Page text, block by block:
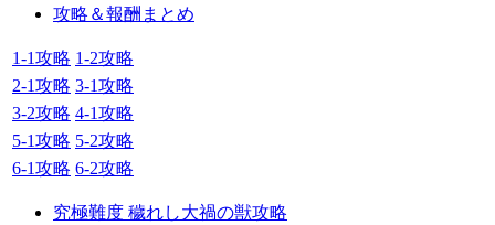
攻略＆報酬まとめ
1-1攻略 1-2攻略
2-1攻略 3-1攻略
3-2攻略 4-1攻略
5-1攻略 5-2攻略
6-1攻略 6-2攻略
究極難度 穢れし大禍の獣攻略